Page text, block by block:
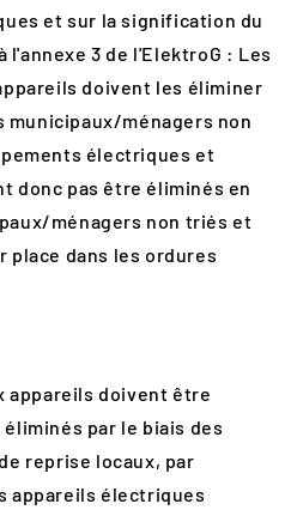
et sur la signification du
l'annexe 3 de l'ElektroG : Les
doivent les éliminer
municipaux/ménagers non
électriques et
donc pas être éliminés en
ménagers non triés et
place dans les ordures
appareils doivent être
par le biais des
reprise locaux, par
appareils électriques